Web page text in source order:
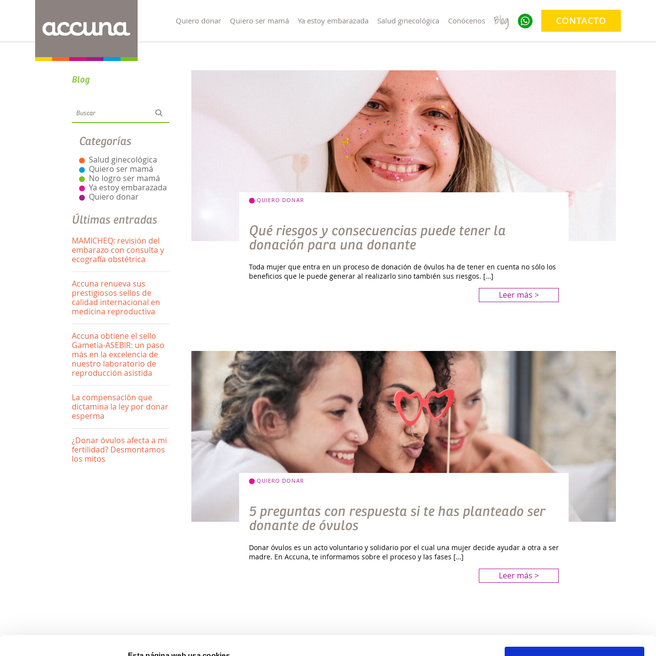
Quiero donar Quiero ser mamá Ya estoy embarazada Salud ginecológica Conócenos Blog CONTACTO
Blog
Categorías
Salud ginecológica
Quiero ser mamá
No logro ser mamá
Ya estoy embarazada
Quiero donar
Últimas entradas
MAMICHEQ: revisión del
embarazo con consulta y
ecografía obstétrica
Accuna renueva sus
prestigiosos sellos de
calidad internacional en
medicina reproductiva
Accuna obtiene el sello
Gametia-ASEBIR: un paso
más en la excelencia de
nuestro laboratorio de
reproducción asistida
La compensación que
dictamina la ley por donar
esperma
¿Donar óvulos afecta a mi
fertilidad? Desmontamos
los mitos
QUIERO DONAR
Qué riesgos y consecuencias puede tener la
donación para una donante
Toda mujer que entra en un proceso de donación de óvulos ha de tener en cuenta no sólo los
beneficios que le puede generar al realizarlo sino también sus riesgos. […]
Leer más >
QUIERO DONAR
5 preguntas con respuesta si te has planteado ser
donante de óvulos
Donar óvulos es un acto voluntario y solidario por el cual una mujer decide ayudar a otra a ser
madre. En Accuna, te informamos sobre el proceso y las fases […]
Leer más >